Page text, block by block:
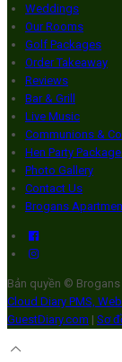
Weddings
Our Rooms
Golf Packages
Order Takeaway
Reviews
Bar & Grill
Live Music
Communions &
Hen Party
Photo Gallery
Contact Us
Brogans
Bản quyền ©
Cloud Diary PMS,
GuestDiary.com | Sơ